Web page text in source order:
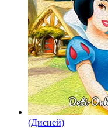
(Дисней)